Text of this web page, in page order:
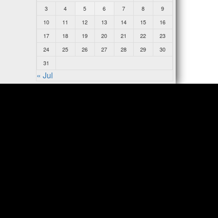
3
4 5 6 7 8
9
10
11 12 13 14 15
16
17
18 19 20 21 22
23
24
25 26 27 28 29
30
31
« Jul